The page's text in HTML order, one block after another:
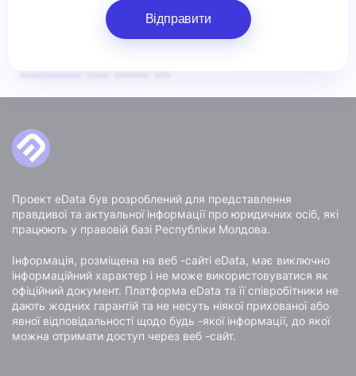
Відправити
Проект eData був розроблений для представлення
правдивої та актуальної інформації про юридичних осіб, які
працюють у правовій базі Республіки Молдова.
Інформація, розміщена на веб -сайті eData, має виключно
інформаційний характер і не може використовуватися як
офіційний документ. Платформа eData та її співробітники не
дають жодних гарантій та не несуть ніякої прихованої або
явної відповідальності щодо будь -якої інформації, до якої
можна отримати доступ через веб -сайт.